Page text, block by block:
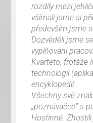
rozdíly mezi
všímali jsme si
především jsme
Dozvěděli jsme
vyplňování
Kvarteto, frotáže
technologií
encyklopedií.
Všechny své
„poznávačce“ s
Hostinné.